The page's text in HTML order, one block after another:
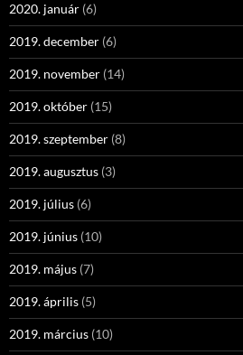
2020. január (6)
2019. december (6)
2019. november (14)
2019. október (15)
2019. szeptember (8)
2019. augusztus (3)
2019. július (6)
2019. június (10)
2019. május (7)
2019. április (5)
2019. március (10)